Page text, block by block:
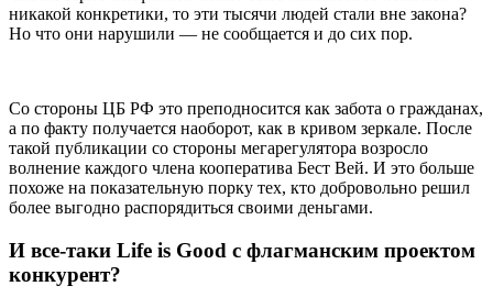
никакой конкретики, то эти тысячи людей стали вне закона?
Но что они нарушили — не сообщается и до сих пор.
Со стороны ЦБ РФ это преподносится как забота о гражданах,
а по факту получается наоборот, как в кривом зеркале. После
такой публикации со стороны мегарегулятора возросло
волнение каждого члена кооператива Бест Вей. И это больше
похоже на показательную порку тех, кто добровольно решил
более выгодно распорядиться своими деньгами.
И все-таки Life is Good с флагманским проектом
конкурент?